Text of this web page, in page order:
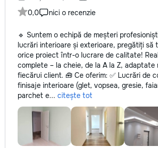
0,0
nici o recenzie
🔹 Suntem o echipă de meșteri
lucrări interioare și exterioare, pregătiți să
orice proiect într-o lucrare de calitate!
complete – la cheie, de la A la Z, adaptate
fiecărui client. 🧰 Ce oferim: ✅ Lucrări de
finisaje interioare (glet, vopsea, gresie,
parchet e... citește tot